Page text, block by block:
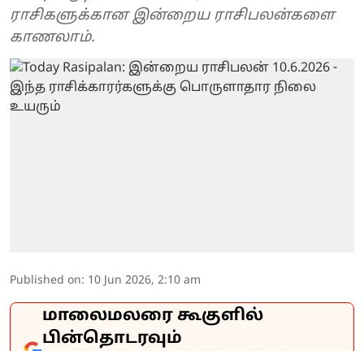
ராசிகளுக்கான இன்றைய ராசிபலன்களை
காணலாம்.
Published on: 10 Jun 2026, 2:10 am
மாலைமலரை கூகுளில்
பின்தொடரவும்